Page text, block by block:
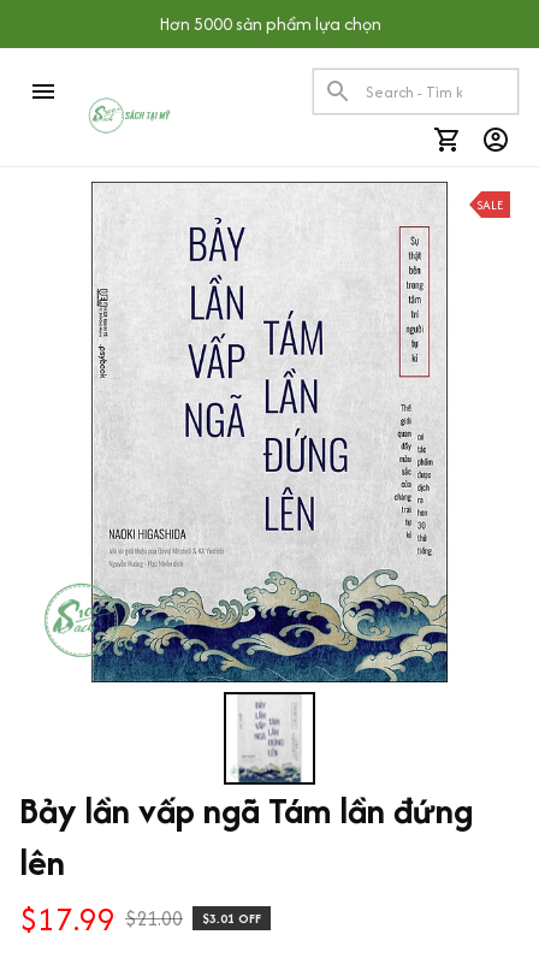
Hơn 5000 sản phẩm lựa chọn
SALE
Bảy lần vấp ngã Tám lần đứng
lên
$17.99 $21.00 $3.01 OFF